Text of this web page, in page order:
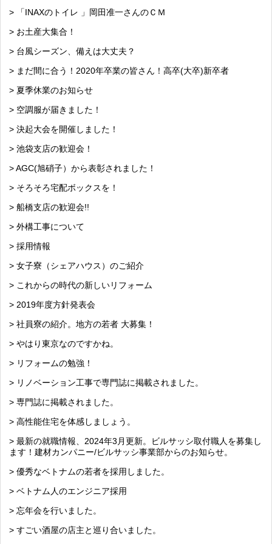
> 「INAXのトイレ 」岡田准一さんのＣＭ
> お土産大集合！
> 台風シーズン、備えは大丈夫？
> まだ間に合う！2020年卒業の皆さん！高卒(大卒)新卒者
> 夏季休業のお知らせ
> 空調服が届きました！
> 決起大会を開催しました！
> 池袋支店の歓迎会！
> AGC(旭硝子）から表彰されました！
> そろそろ宅配ボックスを！
> 船橋支店の歓迎会!!
> 外構工事について
> 採用情報
> 女子寮（シェアハウス）のご紹介
> これからの時代の新しいリフォーム
> 2019年度方針発表会
> 社員寮の紹介。地方の若者 大募集！
> やはり東京なのですかね。
> リフォームの勉強！
> リノベーション工事で専門誌に掲載されました。
> 専門誌に掲載されました。
> 高性能住宅を体感しましょう。
> 最新の就職情報、2024年3月更新。ビルサッシ取付職人を募集し
ます！建材カンパニー/ビルサッシ事業部からのお知らせ。
> 優秀なベトナムの若者を採用しました。
> ベトナム人のエンジニア採用
> 忘年会を行いました。
> すごい酒屋の店主と巡り合いました。